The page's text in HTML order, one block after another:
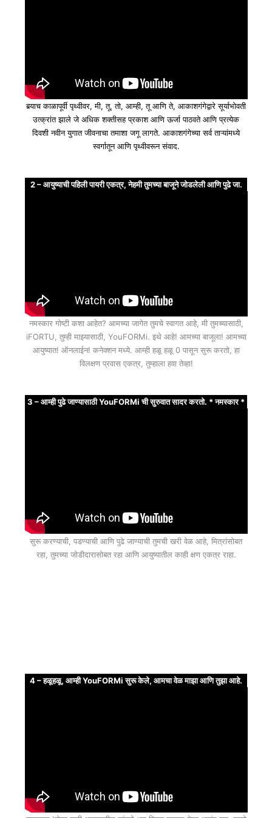
बर्‍याच काळापूर्वी पृथ्वीवर, मी, तू, तो, आम्ही, तू आणि ते, आकाशगंगेद्वारे सूर्याभोवती
उत्क्रांत झाले जे अधिक शक्तीसह प्रकाश आणि ऊर्जा पाठवते आणि प्रत्येक
दिवशी नवीन युगात जीवनाचा तमाशा जगू लागते. आकाशगंगेच्या सर्व ताऱ्यांमध्ये
स्वर्गातून आणि पृथ्वीवरून संवाद.
2 – आयुष्याची पहिली पायरी एकत्र, नेहमी तुमच्या बाजूने जोडलेली आणि पुढे जा.
नमस्कार गोष्टी कशा आहेत? आमच्या जागेत तुमचे स्वागत आहे, मी तुमच्यासाठी,
iFORTU, तुम्ही माझ्यासाठी, YouFORMi. इथे आहे! आमच्या बाजूला! आमच्या
आयुष्यात! ऑनलाईन! कनेक्शन मध्ये. आम्ही हळू हळू 0 पासून सुरू करतो, हा
विलक्षण प्रवास एकत्र, तुम्हाला हवा तेव्हा!
3 – आम्ही पुढे जाण्यासाठी YouFORMi ची सुरुवात सादर करतो. * नमस्कार *
सुरू करण्याची, पडण्याची आणि पुढे जाण्याची तुमची खरी वेळ आहे, मित्रांसोबत
रहा, तुमच्या जोडीदारासोबत रहा आणि आयुष्यातील काही क्षण एकत्र राहा.
4 – हळूहळू, आम्ही YouFORMi सुरू केले, आमचा वेळ माझा आणि तुझा आहे.